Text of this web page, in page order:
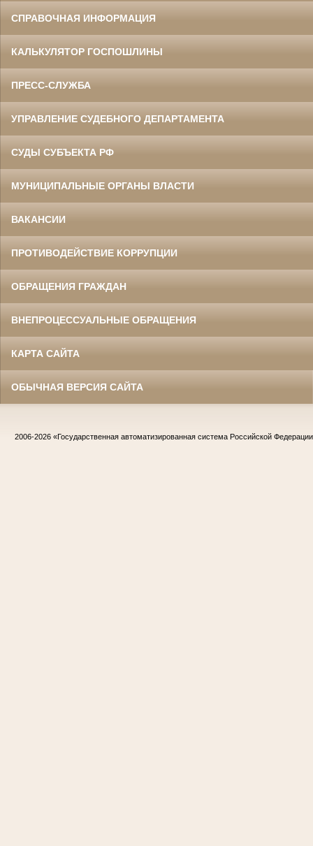
СПРАВОЧНАЯ ИНФОРМАЦИЯ
КАЛЬКУЛЯТОР ГОСПОШЛИНЫ
ПРЕСС-СЛУЖБА
УПРАВЛЕНИЕ СУДЕБНОГО ДЕПАРТАМЕНТА
СУДЫ СУБЪЕКТА РФ
МУНИЦИПАЛЬНЫЕ ОРГАНЫ ВЛАСТИ
ВАКАНСИИ
ПРОТИВОДЕЙСТВИЕ КОРРУПЦИИ
ОБРАЩЕНИЯ ГРАЖДАН
ВНЕПРОЦЕССУАЛЬНЫЕ ОБРАЩЕНИЯ
КАРТА САЙТА
ОБЫЧНАЯ ВЕРСИЯ САЙТА
2006-2026 «Государственная автоматизированная система Российской